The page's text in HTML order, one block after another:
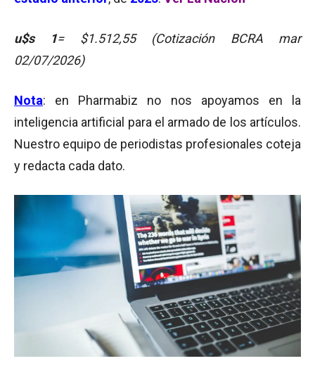
u$s 1= $1.512,55 (Cotización BCRA mar
02/07/2026)
Nota: en Pharmabiz no nos apoyamos en la
inteligencia artificial para el armado de los artículos.
Nuestro equipo de periodistas profesionales coteja
y redacta cada dato.